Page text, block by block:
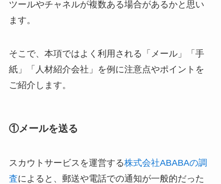
ツールやチャネルが複数ある場合があるかと思い
ます。
そこで、本項ではよく利用される「メール」「手
紙」「人材紹介会社」を例に注意点やポイントを
ご紹介します。
①メールを送る
スカウトサービスを運営する株式会社ABABAの調
査によると、郵送や電話での通知が一般的だった